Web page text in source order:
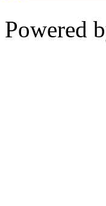
Powered